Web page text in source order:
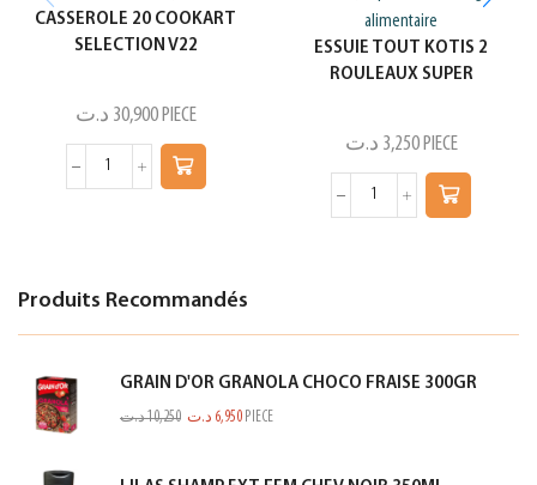
CASSEROLE 20 COOKART
SELECTION V22
30,900 د.ت PIECE
alimentaire
ESSUIE TOUT KOTIS 2
ROULEAUX SUPER
3,250 د.ت PIECE
Produits Recommandés
GRAIN D'OR GRANOLA CHOCO FRAISE 300GR
10,250د.ت 6,950 د.ت PIECE